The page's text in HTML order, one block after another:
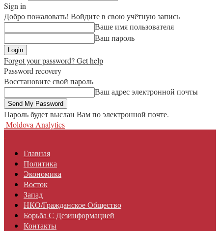
Sign in
Добро пожаловать! Войдите в свою учётную запись
Ваше имя пользователя
Ваш пароль
Forgot your password? Get help
Password recovery
Восстановите свой пароль
Ваш адрес электронной почты
Пароль будет выслан Вам по электронной почте.
Moldova Analytics
Главная
Политика
Экономика
Восток
Запад
НКО/гражданское Общество
Борьба С Дезинформацией
Контакты